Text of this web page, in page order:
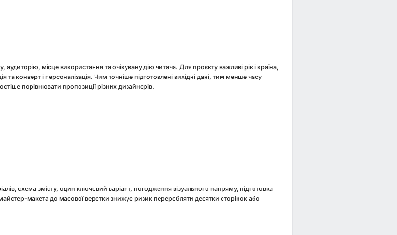
місце використання та очікувану дію читача. Для проєкту важливі рік і країна,
та конверт і персоналізація. Чим точніше підготовлені вихідні дані, тим менше часу
порівнювати пропозиції різних дизайнерів.
схема змісту, один ключовий варіант, погодження візуального напряму, підготовка
макета до масової верстки знижує ризик переробляти десятки сторінок або